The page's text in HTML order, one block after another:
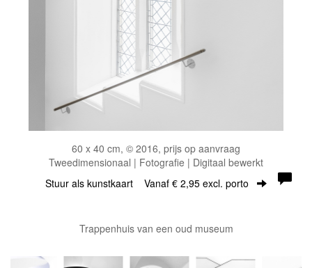
60 x 40 cm, © 2016, prijs op aanvraag
Tweedimensionaal | Fotografie | Digitaal bewerkt
Stuur als kunstkaart Vanaf € 2,95 excl. porto
Trappenhuis van een oud museum